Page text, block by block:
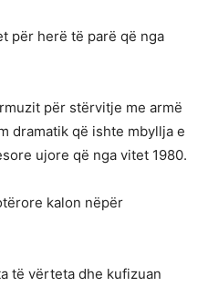
për herë të parë që nga
për stërvitje me armë
dramatik që ishte mbyllja e
ujore që nga vitet 1980.
kalon nëpër
të vërteta dhe kufizuan